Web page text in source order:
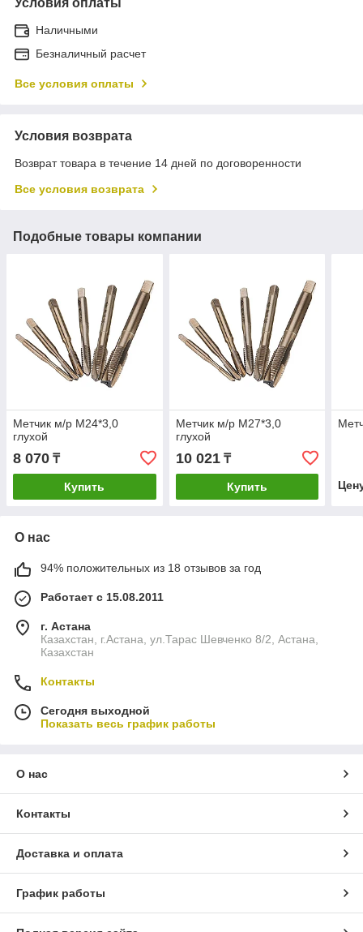
Наличными
Безналичный расчет
Все условия оплаты
Условия возврата
Возврат товара в течение 14 дней по договоренности
Все условия возврата
Подобные товары компании
Метчик м/р М24*3,0
глухой
8 070 ₸
Купить
Метчик м/р М27*3,0
глухой
10 021₸
Купить
О нас
94% положительных из 18 отзывов за год
Работает с 15.08.2011
г. Астана
Казахстан, г.Астана, ул.Тарас Шевченко 8/2, Астана,
Казахстан
Контакты
Сегодня выходной
Показать весь график работы
О нас
Контакты
Доставка и оплата
График работы